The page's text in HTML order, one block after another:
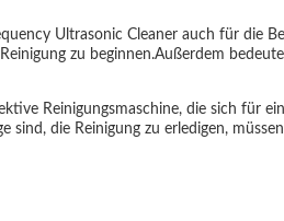
Ultrasonic Cleaner auch für die
zu beginnen.Außerdem
Reinigungsmaschine, die sich für
die Reinigung zu erledigen,